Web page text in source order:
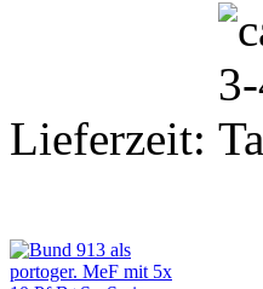
Lieferzeit: